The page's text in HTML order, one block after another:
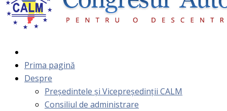
Prima pagină
Despre
Președintele și Vicepreședinții CALM
Consiliul de administrare